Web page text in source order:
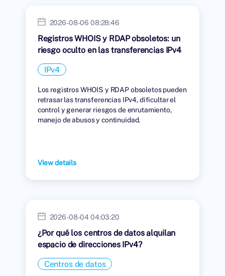
2026-08-06 08:28:46
Registros WHOIS y RDAP obsoletos: un
riesgo oculto en las transferencias IPv4
IPv4
Los registros WHOIS y RDAP obsoletos pueden
retrasar las transferencias IPv4, dificultar el
control y generar riesgos de enrutamiento,
manejo de abusos y continuidad.
View details
2026-08-04 04:03:20
¿Por qué los centros de datos alquilan
espacio de direcciones IPv4?
Centros de datos